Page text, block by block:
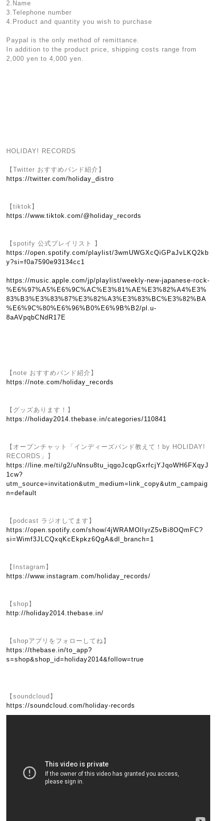
2.Name
3.Telephone number
4.Product and quantity you wish to purchase
Paypal is the only method of remittance.
In addition to the product price, shipping costs range from
2,000 yen to 4,000 yen.
HOLIDAY! RECORDS
【Twitter おすすめバンド紹介】
https://twitter.com/holiday_distro
【tiktok】
https://www.tiktok.com/@holiday_records
【spotify 公式プレイリスト 】
https://open.spotify.com/playlist/3wmUWGXcQiGPaJvLKQ2kb
y?si=f0a7590e93134cc1
https://music.apple.com/jp/playlist/weekly-new-japanese-rock-
%E6%97%A5%E6%9C%AC%E3%81%AE%E3%82%A4%E3%
83%B3%E3%83%87%E3%82%A3%E3%83%BC%E3%82%BA
%E6%9C%80%E6%96%B0%E6%9B%B2/pl.u-
8aAVpqbCNdR17E
【note おすすめバンド紹介】
https://note.com/holiday_records
【グッズあります！】
https://holiday2014.thebase.in/categories/110841
【オープンチャット「インディーズバンド教えて！by HOLIDAY!
RECORDS」】
https://line.me/ti/g2/uNnsu8tu_iqgoJcqpGxrfcjYJqoWH6FXqyJ
1cw?
utm_source=invitation&utm_medium=link_copy&utm_campaig
n=default
【podcast ラジオしてます】
https://open.spotify.com/show/4jWRAMOlIyrZ5vBi8OQmFC?
si=Wimf3JLCQxqKcEkpkz6QgA&dl_branch=1
【Instagram】
https://www.instagram.com/holiday_records/
【shop】
http://holiday2014.thebase.in/
【shopアプリをフォローしてね】
https://thebase.in/to_app?
s=shop&shop_id=holiday2014&follow=true
【soundcloud】
https://soundcloud.com/holiday-records